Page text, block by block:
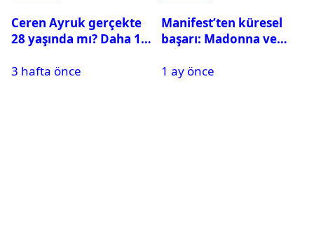
Ceren Ayruk gerçekte
28 yaşında mı? Daha 17
3 hafta önce
Manifest’ten küresel
başarı: Madonna ve
bıraktı
1 ay önce